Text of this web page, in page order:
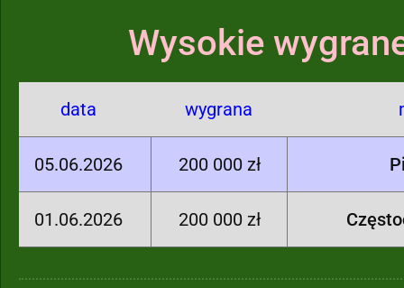
Wysokie
data wygrana
05.06.2026 200 000 zł
01.06.2026 200 000 zł